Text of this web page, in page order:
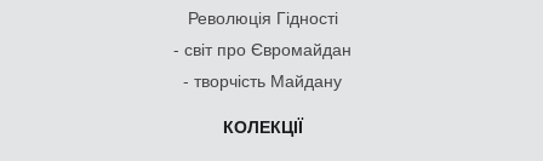
Революція Гідності
- світ про Євромайдан
- творчість Майдану
КОЛЕКЦІЇ